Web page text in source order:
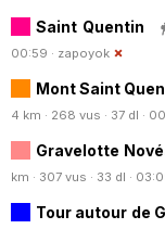
Saint Quentin
00:59 · zapoyok
Mont Saint
4 km · 268 vus · 37 dl ·
Gravelotte
km · 307 vus · 33 dl ·
Tour autour de